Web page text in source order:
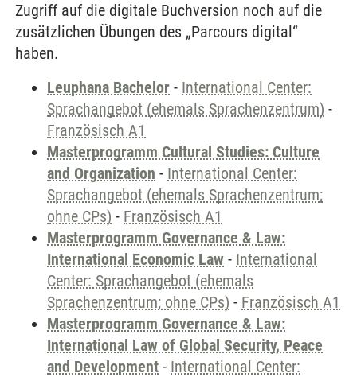
Zugriff auf die digitale Buchversion noch auf die
zusätzlichen Übungen des „Parcours digital“
haben.
Leuphana Bachelor - International Center:
Sprachangebot (ehemals Sprachenzentrum) -
Französisch A1
Masterprogramm Cultural Studies: Culture
and Organization - International Center:
Sprachangebot (ehemals Sprachenzentrum;
ohne CPs) - Französisch A1
Masterprogramm Governance & Law:
International Economic Law - International
Center: Sprachangebot (ehemals
Sprachenzentrum; ohne CPs) - Französisch A1
Masterprogramm Governance & Law:
International Law of Global Security, Peace
and Development - International Center: